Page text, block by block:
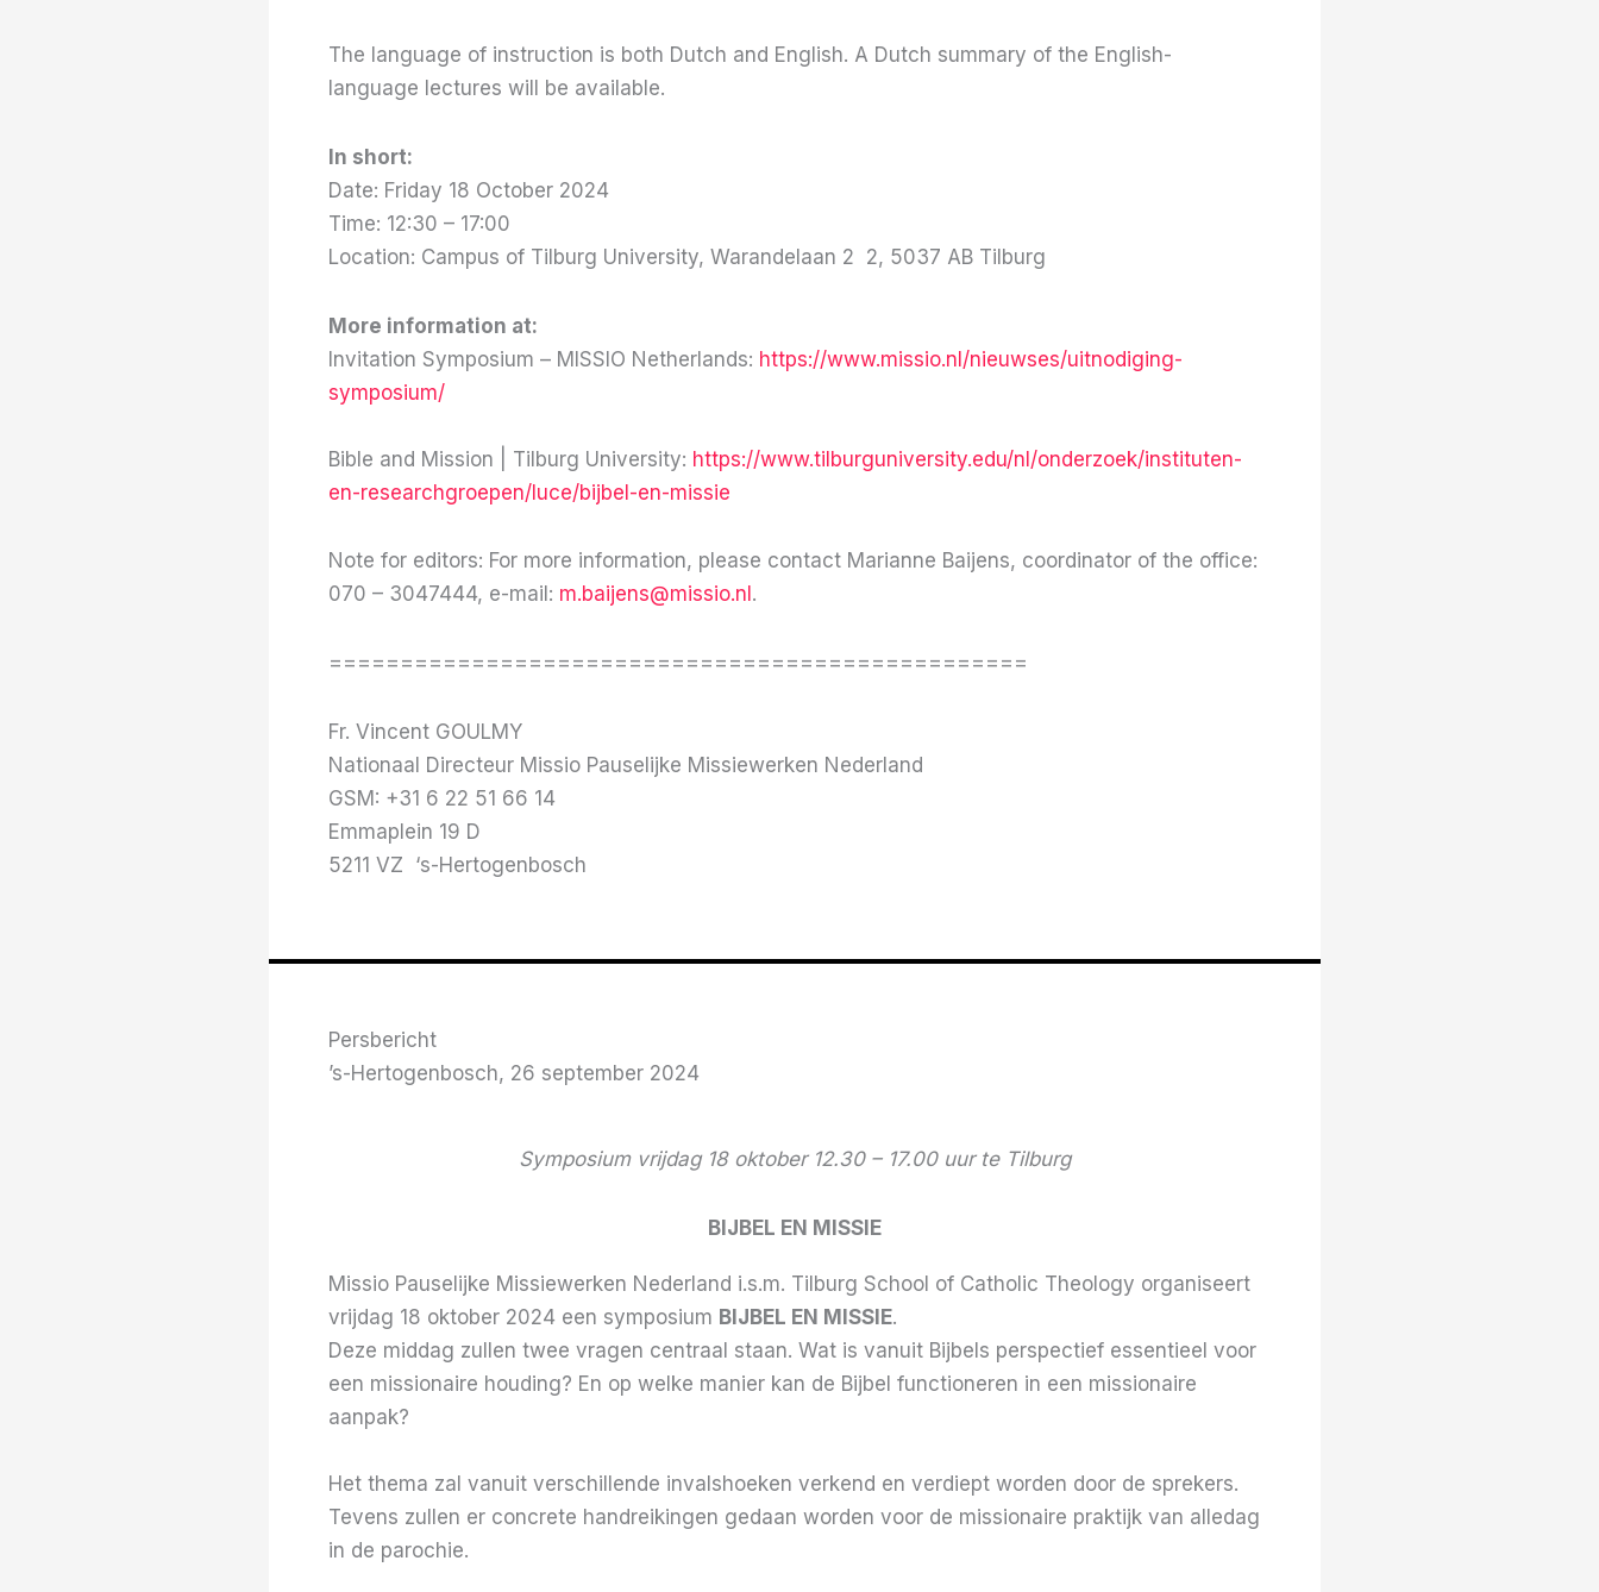
The language of instruction is both Dutch and English. A Dutch summary of the English-
language lectures will be available.
In short:
Date: Friday 18 October 2024
Time: 12:30 – 17:00
Location: Campus of Tilburg University, Warandelaan 2 2, 5037 AB Tilburg
More information at:
Invitation Symposium – MISSIO Netherlands: https://www.missio.nl/nieuwses/uitnodiging-
symposium/
Bible and Mission | Tilburg University: https://www.tilburguniversity.edu/nl/onderzoek/instituten-
en-researchgroepen/luce/bijbel-en-missie
Note for editors: For more information, please contact Marianne Baijens, coordinator of the office:
070 – 3047444, e-mail: m.baijens@missio.nl .
=================================================
Fr. Vincent GOULMY
Nationaal Directeur Missio Pauselijke Missiewerken Nederland
GSM: +31 6 22 51 66 14
Emmaplein 19 D
5211 VZ ‘s-Hertogenbosch
Persbericht
’s-Hertogenbosch, 26 september 2024
Symposium vrijdag 18 oktober 12.30 – 17.00 uur te Tilburg
BIJBEL EN MISSIE
Missio Pauselijke Missiewerken Nederland i.s.m. Tilburg School of Catholic Theology organiseert
vrijdag 18 oktober 2024 een symposium BIJBEL EN MISSIE.
Deze middag zullen twee vragen centraal staan. Wat is vanuit Bijbels perspectief essentieel voor
een missionaire houding? En op welke manier kan de Bijbel functioneren in een missionaire
aanpak?
Het thema zal vanuit verschillende invalshoeken verkend en verdiept worden door de sprekers.
Tevens zullen er concrete handreikingen gedaan worden voor de missionaire praktijk van alledag
in de parochie.